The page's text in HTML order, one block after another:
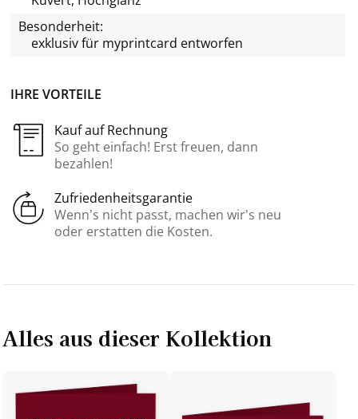
IHRE VORTEILE
Kauf auf Rechnung
So geht einfach! Erst freuen, dann
bezahlen!
Zufriedenheitsgarantie
Wenn’s nicht passt, machen wir’s neu
oder erstatten die Kosten.
Besonderheit:
exklusiv für myprintcard entworfen
Alles aus dieser Kollektion